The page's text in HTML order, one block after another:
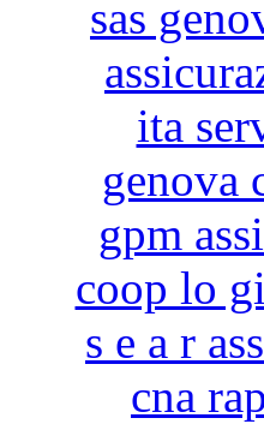
sas
ita
genova
gpm
coop lo
s e a r
cna